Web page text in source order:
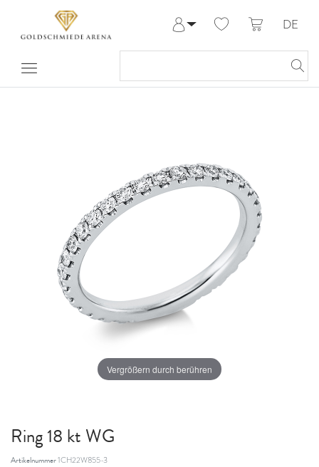
Meine Bestellungen
DE
Vergrößern durch berühren
Ring 18 kt WG
Artikelnummer1CH22W855-3